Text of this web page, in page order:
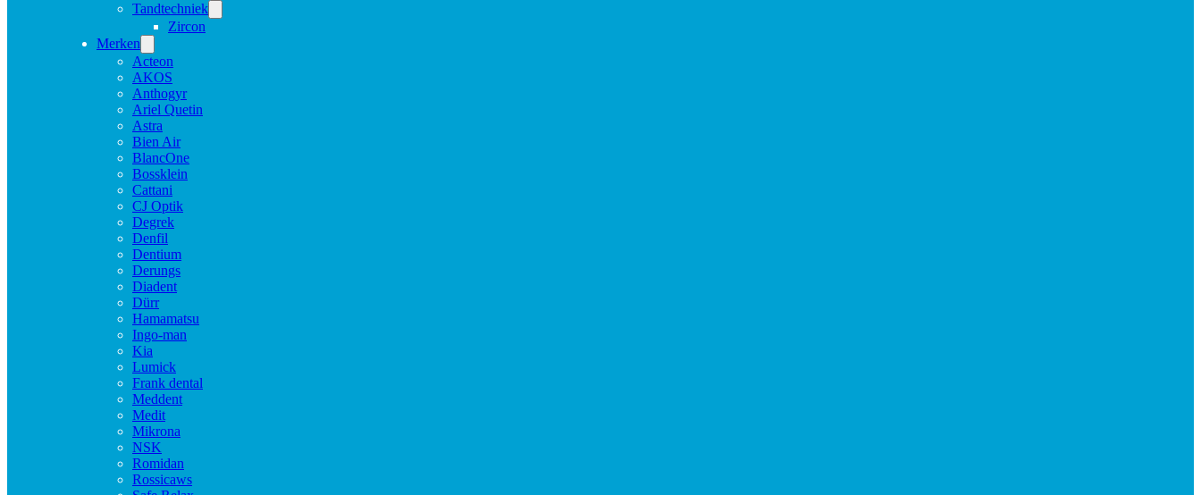
Tandtechniek
Zircon
Merken
Acteon
AKOS
Anthogyr
Ariel Quetin
Astra
Bien Air
BlancOne
Bossklein
Cattani
CJ Optik
Degrek
Denfil
Dentium
Derungs
Diadent
Dürr
Hamamatsu
Ingo-man
Kia
Lumick
Frank dental
Meddent
Medit
Mikrona
NSK
Romidan
Rossicaws